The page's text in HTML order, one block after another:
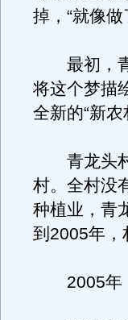
掉，“就像做
最初，青
将这个梦描
全新的“新农
青龙头村
村。全村没
种植业，青
到2005年，
2005年，